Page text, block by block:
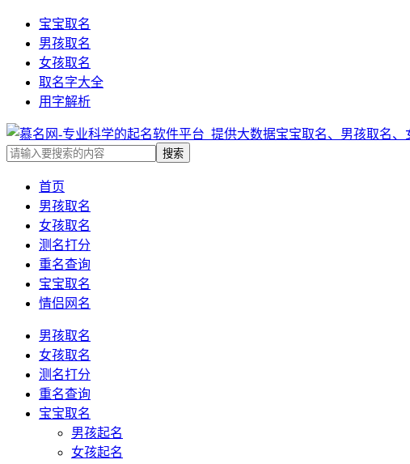
宝宝取名
男孩取名
女孩取名
取名字大全
用字解析
首页
男孩取名
女孩取名
测名打分
重名查询
宝宝取名
情侣网名
男孩取名
女孩取名
测名打分
重名查询
宝宝取名
男孩起名
女孩起名